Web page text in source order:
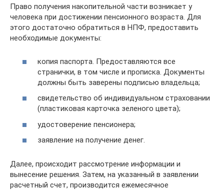
Право получения накопительной части возникает у
человека при достижении пенсионного возраста. Для
этого достаточно обратиться в НПФ, предоставить
необходимые документы:
копия паспорта. Предоставляются все
странички, в том числе и прописка. Документы
должны быть заверены подписью владельца;
свидетельство об индивидуальном страховании
(пластиковая карточка зеленого цвета);
удостоверение пенсионера;
заявление на получение денег.
Далее, происходит рассмотрение информации и
вынесение решения. Затем, на указанный в заявлении
расчетный счет, производится ежемесячное